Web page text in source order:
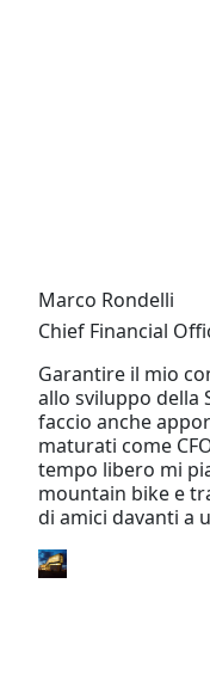
Marco Rondelli
Chief Financial
Garantire il mio
allo sviluppo della
faccio anche
maturati come
tempo libero mi
mountain bike e
di amici davanti a